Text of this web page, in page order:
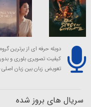
دوبله حرفه ای از برترین
کیفیت تصویری بلوری و
تعویض زبان بین زبان اصلی
سریال های بروز شده